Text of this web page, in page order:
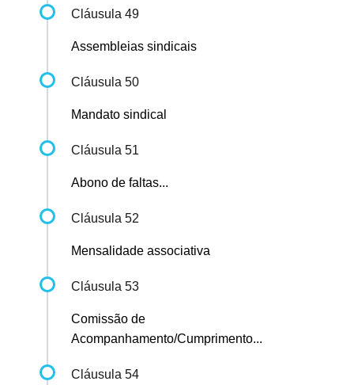
Cláusula 49
Assembleias sindicais
Cláusula 50
Mandato sindical
Cláusula 51
Abono de faltas...
Cláusula 52
Mensalidade associativa
Cláusula 53
Comissão de
Acompanhamento/Cumprimento...
Cláusula 54